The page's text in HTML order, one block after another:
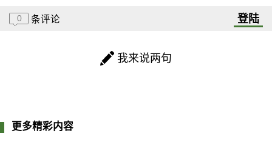
0 条评论 登陆
我来说两句
更多精彩内容